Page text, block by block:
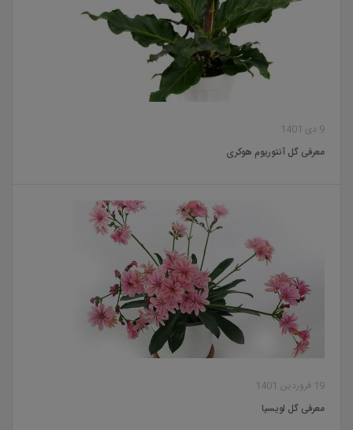
9 دی 1401
معرفی گل آنتوریوم هوکری
19 فروردین 1401
معرفی گل لویسیا